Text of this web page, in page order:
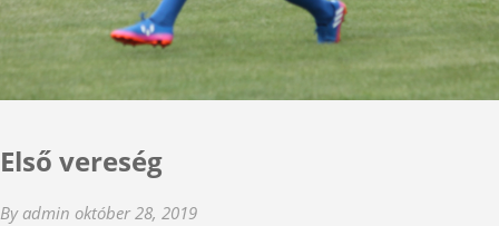
Első vereség
By admin október 28, 2019